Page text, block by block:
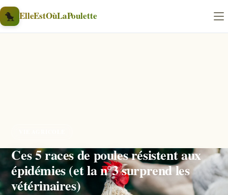
Aller au contenu
🐤 ElleEstOùLaPoulette
Ces 5 races de poules résistent aux
épidémies (et la n°3 surprend les
vétérinaires)